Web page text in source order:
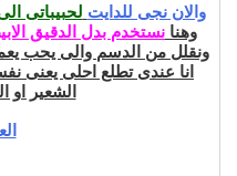
والان نجى للدايت لحبيباتى
وهنا نستخدم بدل الدقيق
ونقلل من الدسم والى يحب
انا عندى تطلع احلى يعنى
الشعير او